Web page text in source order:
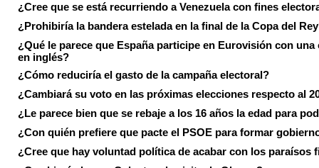
¿Cree que se está recurriendo a Venezuela con fines
¿Prohibiría la bandera estelada en la final de la Copa del
¿Qué le parece que España participe en Eurovisión con una
en inglés?
¿Cómo reduciría el gasto de la campaña electoral?
¿Cambiará su voto en las próximas elecciones respecto al
¿Le parece bien que se rebaje a los 16 años la edad para
¿Con quién prefiere que pacte el PSOE para formar
¿Cree que hay voluntad política de acabar con los paraísos